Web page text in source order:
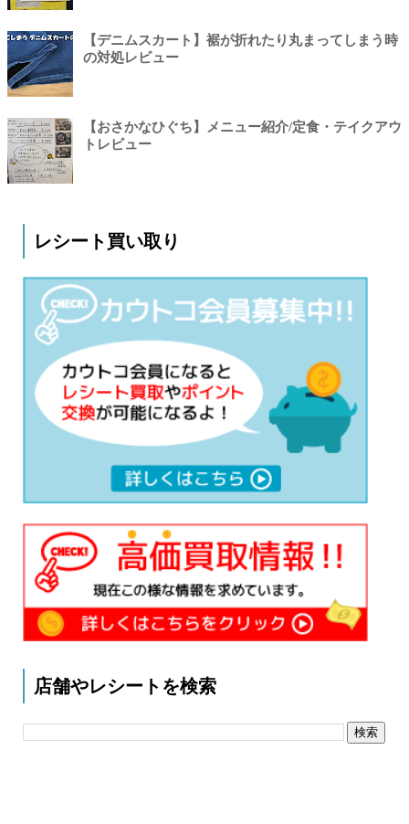
【デニムスカート】裾が折れたり丸まってしまう時
の対処レビュー
【おさかなひぐち】メニュー紹介/定食・テイクアウ
トレビュー
レシート買い取り
店舗やレシートを検索